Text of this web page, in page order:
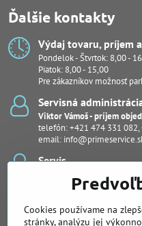
Ďalšie kontakty
Výdaj tovaru, príjem
Pondelok - Štvrtok: 8,00 -
Piatok: 8,00 - 15,00
Pre zákazníkov možnosť
Servisná
Viktor Vámoš - príjem
telefón:+421 474 331 082,
email:
Servis
Ján Šuľan - vedúci
Kevin Bodor
Peter Protuš, Michal Fekiač
Juraj Kučera
Cookies používame na
stránky, analýzu jej